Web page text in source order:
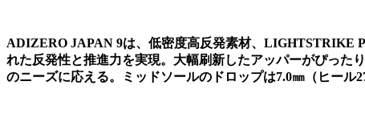
ADIZERO JAPAN 9は、低密度高反発素材、LIGHTSTRIKE
れた反発性と推進力を実現。大幅刷新したアッパーがぴった
のニーズに応える。ミッドソールのドロップは7.0㎜（ヒール